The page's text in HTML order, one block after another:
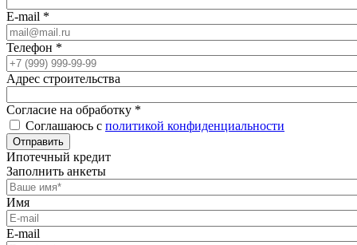
E-mail *
Телефон *
Адрес строительства
Согласие на обработку *
Соглашаюсь с политикой конфиденциальности
Отправить
Ипотечный кредит
Заполнить анкеты
Имя
E-mail